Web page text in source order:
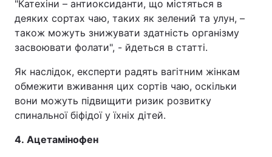
"Катехіни – антиоксиданти, що містяться в
деяких сортах чаю, таких як зелений та улун, –
також можуть знижувати здатність організму
засвоювати фолати", - йдеться в статті.
Як наслідок, експерти радять вагітним жінкам
обмежити вживання цих сортів чаю, оскільки
вони можуть підвищити ризик розвитку
спинальної біфідої у їхніх дітей.
4. Ацетамінофен